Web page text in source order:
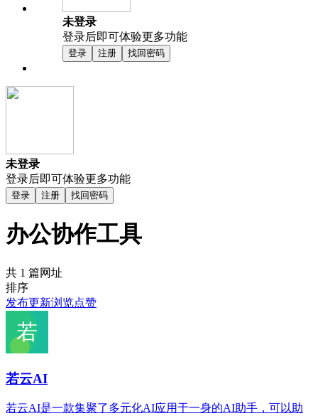
未登录
登录后即可体验更多功能
登录 注册 找回密码
未登录
登录后即可体验更多功能
登录 注册 找回密码
办公协作工具
共 1 篇网址
排序
发布更新浏览点赞
若云AI
若云AI是一款集聚了多元化AI应用于一身的AI助手，可以助